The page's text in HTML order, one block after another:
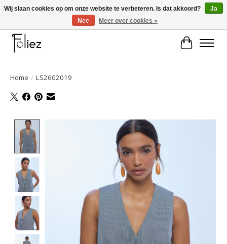
Large selection of products and fast shipping!
Home / LS2602019
Product image slideshow Items
Wij slaan cookies op om onze website te verbeteren. Is dat akkoord?
Ja
Nee
Meer over cookies »